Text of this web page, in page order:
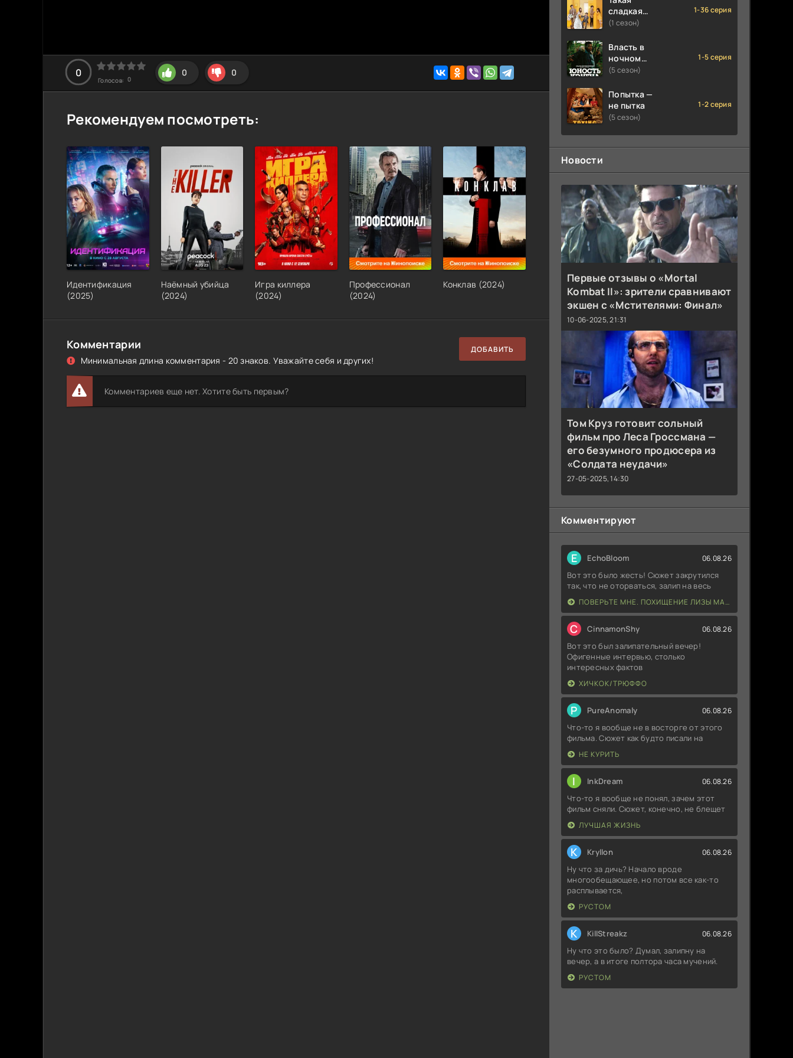
0
Голосов: 0
0 0
Рекомендуем посмотреть:
Идентификация
(2025)
Наёмный убийца
(2024)
Игра киллера
(2024)
Профессионал
(2024)
Конклав (2024)
Комментарии
Минимальная длина комментария - 20 знаков. Уважайте себя и других!
ДОБАВИТЬ
Комментариев еще нет. Хотите быть первым?
сладкая
любовь
(1 сезон)
1-36 серия
Власть в
ночном
городе.
третья:
Юность
Кэнена
(5 сезон)
1-5 серия
Попытка —
не пытка
(5 сезон)
1-2 серия
Новости
Первые отзывы о «Mortal
Kombat II»: зрители сравнивают
экшен с «Мстителями: Финал»
10-06-2025, 21:31
Том Круз готовит сольный
фильм про Леса Гроссмана —
его безумного продюсера из
«Солдата неудачи»
27-05-2025, 14:30
Комментируют
E EchoBloom 06.08.26
Вот это было жесть! Сюжет закрутился
так, что не оторваться, залип на весь
ПОВЕРЬТЕ МНЕ. ПОХИЩЕНИЕ ЛИЗЫ МАКВЕЙ
C CinnamonShy 06.08.26
Вот это был залипательный вечер!
Офигенные интервью, столько
интересных фактов
ХИЧКОК/ТРЮФФО
P PureAnomaly 06.08.26
Что-то я вообще не в восторге от этого
фильма. Сюжет как будто писали на
НЕ КУРИТЬ
I InkDream 06.08.26
Что-то я вообще не понял, зачем этот
фильм сняли. Сюжет, конечно, не блещет
ЛУЧШАЯ ЖИЗНЬ
K Kryllon 06.08.26
Ну что за дичь? Начало вроде
многообещающее, но потом все как-то
расплывается,
РУСТОМ
K KillStreakz 06.08.26
Ну что это было? Думал, залипну на
вечер, а в итоге полтора часа мучений.
РУСТОМ